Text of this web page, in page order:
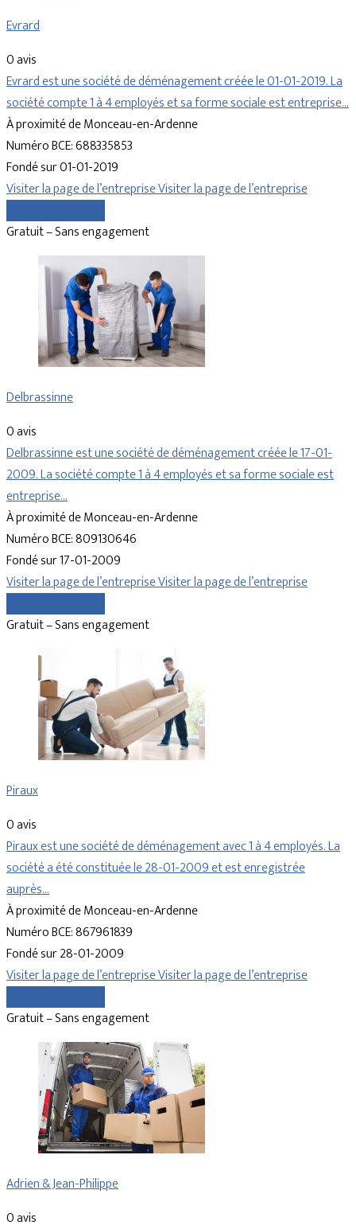
Evrard
0 avis
Evrard est une société de déménagement créée le 01-01-2019. La
société compte 1 à 4 employés et sa forme sociale est entreprise…
À proximité de Monceau-en-Ardenne
Numéro BCE: 688335853
Fondé sur 01-01-2019
Visiter la page de l’entrepriseVisiter la page de l’entreprise
Gratuit – Sans engagement
Delbrassinne
0 avis
Delbrassinne est une société de déménagement créée le 17-01-
2009. La société compte 1 à 4 employés et sa forme sociale est
entreprise…
À proximité de Monceau-en-Ardenne
Numéro BCE: 809130646
Fondé sur 17-01-2009
Visiter la page de l’entrepriseVisiter la page de l’entreprise
Gratuit – Sans engagement
Piraux
0 avis
Piraux est une société de déménagement avec 1 à 4 employés. La
société a été constituée le 28-01-2009 et est enregistrée
auprès…
À proximité de Monceau-en-Ardenne
Numéro BCE: 867961839
Fondé sur 28-01-2009
Visiter la page de l’entrepriseVisiter la page de l’entreprise
Gratuit – Sans engagement
Adrien & Jean-Philippe
0 avis